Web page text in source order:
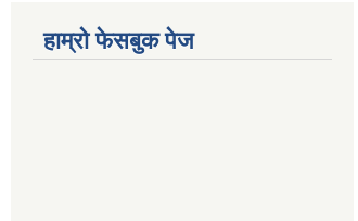
हाम्रो फेसबुक पेज